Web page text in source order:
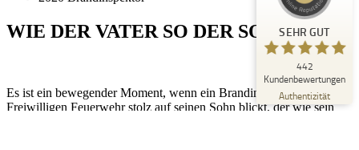
WIE DER VATER SO DER SOHN
Es ist ein bewegender Moment, wenn ein Brandinspektor der
Freiwilligen Feuerwehr stolz auf seinen Sohn blickt, der wie sein
SEHR GUT
442
Kundenbewertungen
Authentizität
Bewertungen auf ProvenExpert.com
Blick aufs ProvenExpert-Profil werfen
22.07.2026